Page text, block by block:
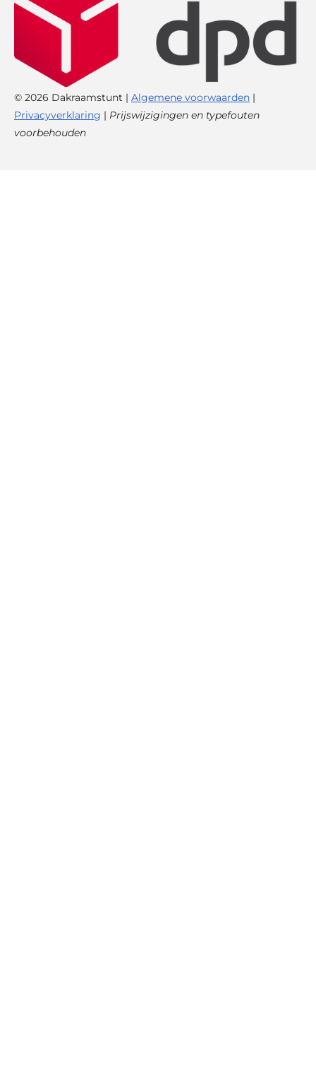
© 2026 Dakraamstunt | Algemene voorwaarden |
Privacyverklaring | Prijswijzigingen en typefouten
voorbehouden